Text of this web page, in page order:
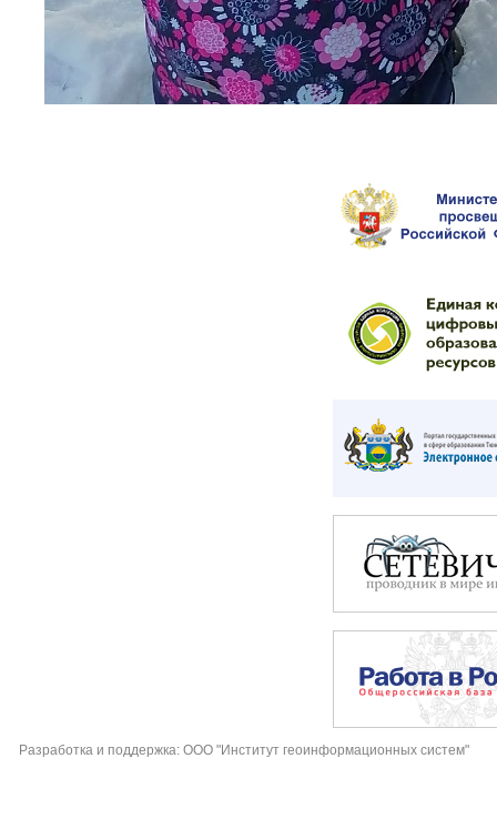
Разработка и поддержка: ООО "Институт геоинформационных систем"